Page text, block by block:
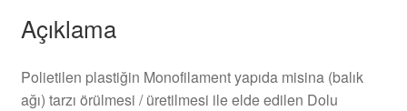
Açıklama
Polietilen plastiğin Monofilament yapıda misina (balık
ağı) tarzı örülmesi / üretilmesi ile elde edilen Dolu